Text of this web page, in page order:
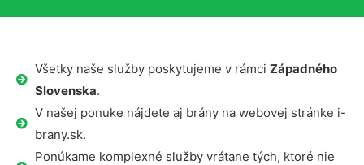
Všetky naše služby poskytujeme v rámci Západného
Slovenska.
V našej ponuke nájdete aj brány na webovej stránke i-
brany.sk.
Ponúkame komplexné služby vrátane tých, ktoré nie